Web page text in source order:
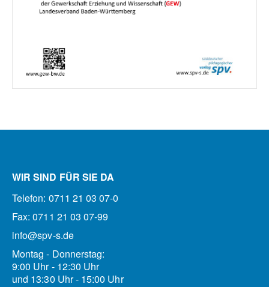
WIR SIND FÜR SIE DA
Telefon: 0711 21 03 07-0
Fax: 0711 21 03 07-99
info@spv-s.de
Montag - Donnerstag:
9:00 Uhr - 12:30 Uhr
und 13:30 Uhr - 15:00 Uhr